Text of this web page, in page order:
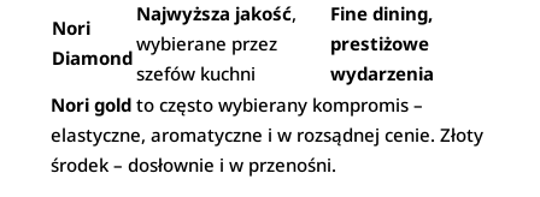
Nori
Diamond
Najwyższa jakość,
wybierane przez
szefów kuchni
Fine dining,
prestiżowe
wydarzenia
Nori gold to często wybierany kompromis –
elastyczne, aromatyczne i w rozsądnej cenie. Złoty
środek – dosłownie i w przenośni.